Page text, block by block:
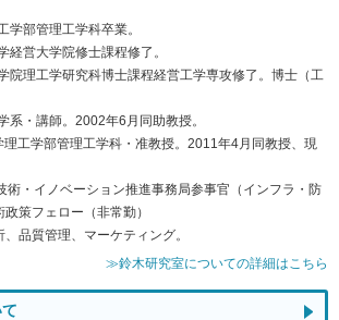
学部管理工学科卒業。
経営大学院修士課程修了。
院理工学研究科博士課程経営工学専攻修了。博士（工
系・講師。2002年6月同助教授。
工学部管理工学科・准教授。2011年4月同教授、現
術・イノベーション推進事務局参事官（インフラ・防
策フェロー（非常勤）
品質管理、マーケティング。
≫鈴木研究室についての詳細はこちら